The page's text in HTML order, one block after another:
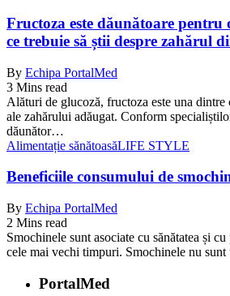
Fructoza este dăunătoare
ce trebuie să știi despre zahărul
By Echipa PortalMed
3 Mins read
Alături de glucoză, fructoza este una dintre
ale zahărului adăugat. Conform
dăunător…
Alimentație sănătoasăLIFE STYLE
Beneficiile consumului de
By Echipa PortalMed
2 Mins read
Smochinele sunt asociate cu sănătatea și
cele mai vechi timpuri. Smochinele nu
PortalMed